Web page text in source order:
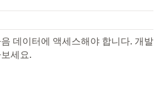
데이터에 액세스해야 합니다. 개발
세요.